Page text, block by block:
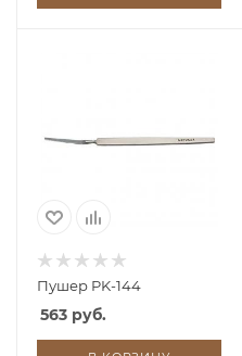
Пушер PK-144
563 руб.